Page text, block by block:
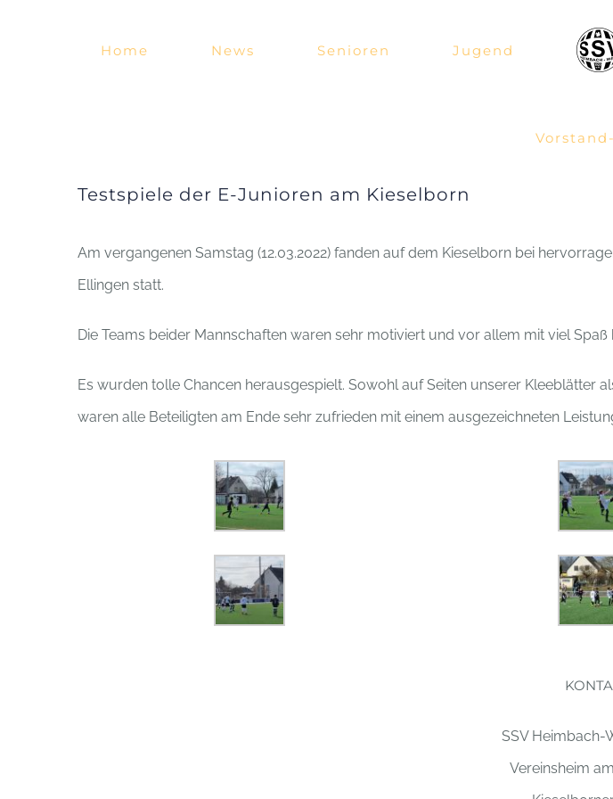
Home News Senioren Jugend
Testspiele der E-Junioren am Kieselborn
Am vergangenen Samstag (12.03.2022) fanden auf dem Kieselborn bei
Ellingen statt.
Die Teams beider Mannschaften waren sehr motiviert und vor allem mit viel Spaß
Es wurden tolle Chancen herausgespielt. Sowohl auf Seiten unserer Kleeblätter
waren alle Beteiligten am Ende sehr zufrieden mit einem ausgezeichneten
SSV Heimbach-
Vereinsheim